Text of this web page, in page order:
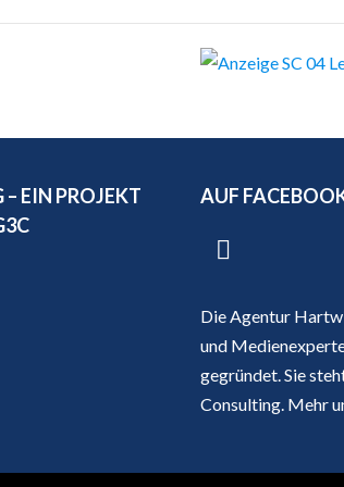
EIN PROJEKT
AUF
Die Agentur
und
gegründet. Sie
Consulting. Mehr